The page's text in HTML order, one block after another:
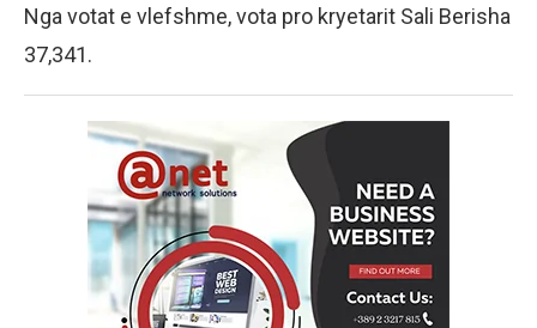
Nga votat e vlefshme, vota pro kryetarit Sali Berisha
37,341.